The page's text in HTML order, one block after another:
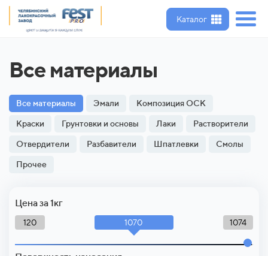
Каталог
Все материалы
Все материалы Эмали Композиция ОСК
Краски Грунтовки и основы Лаки Растворители
Отвердители Разбавители Шпатлевки Смолы
Прочее
Цена за 1кг
120 1070 1074